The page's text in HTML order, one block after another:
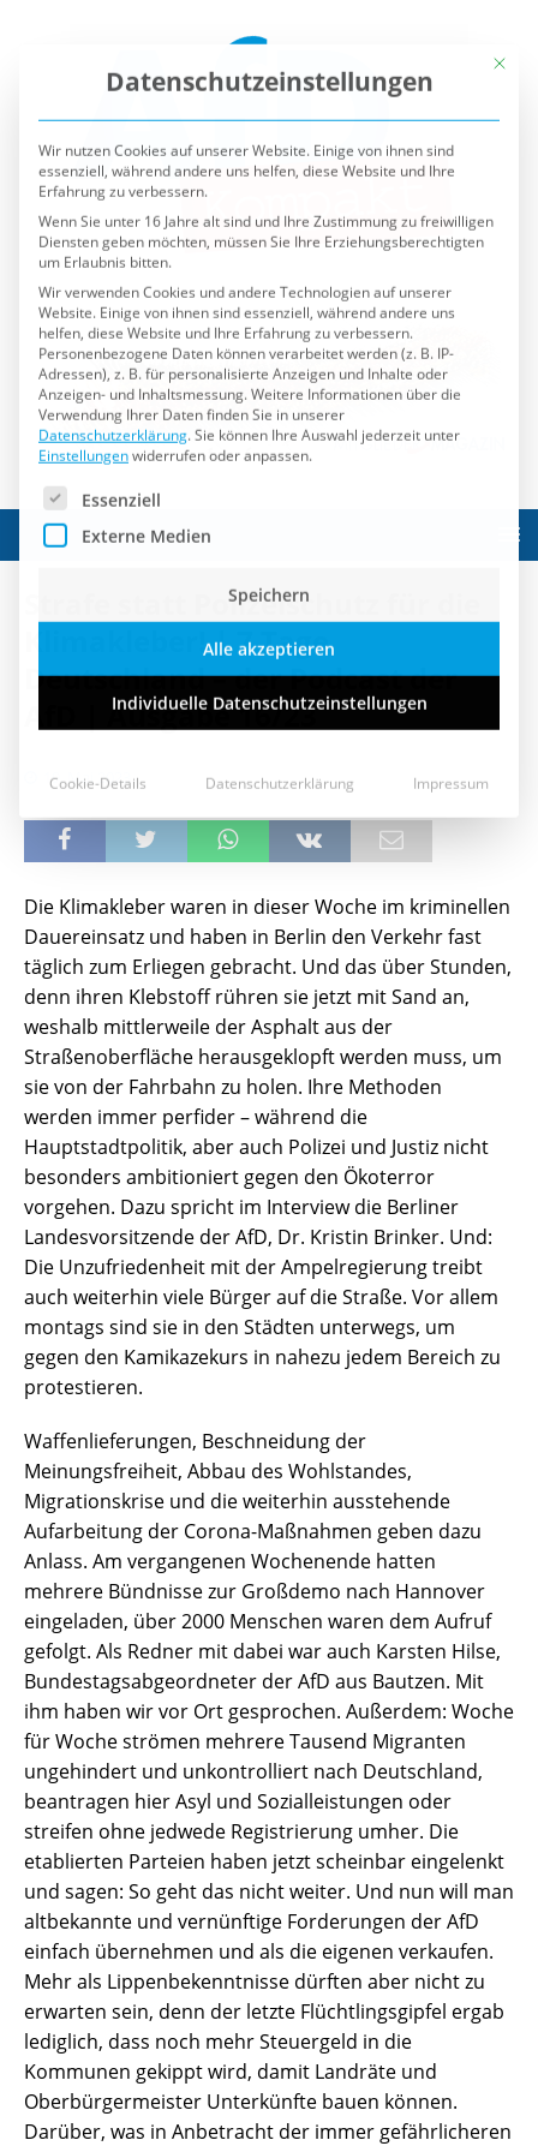
Strafe statt Polizeischutz für die
Klimakleber! | 7 Tage
Deutschland – der Podcast der
AfD | Ausgabe 16/23
19. Mai 2023
Die Klimakleber waren in dieser Woche im kriminellen
Dauereinsatz und haben in Berlin den Verkehr fast
täglich zum Erliegen gebracht. Und das über Stunden,
denn ihren Klebstoff rühren sie jetzt mit Sand an,
weshalb mittlerweile der Asphalt aus der
Straßenoberfläche herausgeklopft werden muss, um
sie von der Fahrbahn zu holen. Ihre Methoden
werden immer perfider – während die
Hauptstadtpolitik, aber auch Polizei und Justiz nicht
besonders ambitioniert gegen den Ökoterror
vorgehen. Dazu spricht im Interview die Berliner
Landesvorsitzende der AfD, Dr. Kristin Brinker. Und:
Die Unzufriedenheit mit der Ampelregierung treibt
auch weiterhin viele Bürger auf die Straße. Vor allem
montags sind sie in den Städten unterwegs, um
gegen den Kamikazekurs in nahezu jedem Bereich zu
protestieren.
Waffenlieferungen, Beschneidung der
Meinungsfreiheit, Abbau des Wohlstandes,
Migrationskrise und die weiterhin ausstehende
Aufarbeitung der Corona-Maßnahmen geben dazu
Anlass. Am vergangenen Wochenende hatten
mehrere Bündnisse zur Großdemo nach Hannover
eingeladen, über 2000 Menschen waren dem Aufruf
gefolgt. Als Redner mit dabei war auch Karsten Hilse,
Bundestagsabgeordneter der AfD aus Bautzen. Mit
ihm haben wir vor Ort gesprochen. Außerdem: Woche
für Woche strömen mehrere Tausend Migranten
ungehindert und unkontrolliert nach Deutschland,
beantragen hier Asyl und Sozialleistungen oder
streifen ohne jedwede Registrierung umher. Die
etablierten Parteien haben jetzt scheinbar eingelenkt
und sagen: So geht das nicht weiter. Und nun will man
altbekannte und vernünftige Forderungen der AfD
einfach übernehmen und als die eigenen verkaufen.
Mehr als Lippenbekenntnisse dürften aber nicht zu
erwarten sein, denn der letzte Flüchtlingsgipfel ergab
lediglich, dass noch mehr Steuergeld in die
Kommunen gekippt wird, damit Landräte und
Oberbürgermeister Unterkünfte bauen können.
Darüber, was in Anbetracht der immer gefährlicheren
Wir nutzen Cookies auf unserer Website. Einige von ihnen sind
essenziell, während andere uns helfen, diese Website und Ihre
Erfahrung zu verbessern.
Wenn Sie unter 16 Jahre alt sind und Ihre Zustimmung zu freiwilligen
Diensten geben möchten, müssen Sie Ihre Erziehungsberechtigten
um Erlaubnis bitten.
Wir verwenden Cookies und andere Technologien auf unserer
Website. Einige von ihnen sind essenziell, während andere uns
helfen, diese Website und Ihre Erfahrung zu verbessern.
Personenbezogene Daten können verarbeitet werden (z. B. IP-
Adressen), z. B. für personalisierte Anzeigen und Inhalte oder
Anzeigen- und Inhaltsmessung.Weitere Informationen über die
Verwendung Ihrer Daten finden Sie in unserer
Datenschutzerklärung. Sie können Ihre Auswahl jederzeit unter
Einstellungenwiderrufen oder anpassen.
Es folgt eine Liste der Service-Gruppen, für die eine
Externe Medien
Alle akzeptieren
Individuelle Datenschutzeinstellungen